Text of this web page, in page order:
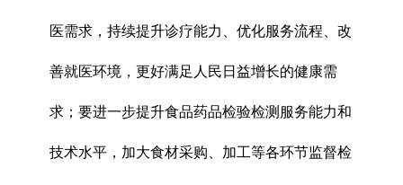
医需求，持续提升诊疗能力、优化服务流程、改
善就医环境，更好满足人民日益增长的健康需
求；要进一步提升食品药品检验检测服务能力和
技术水平，加大食材采购、加工等各环节监督检